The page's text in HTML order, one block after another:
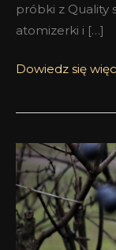
próbki z Quality
atomizerki i […]
Dowiedz się
Zestawy
próbek
perfum
Maison
Incens